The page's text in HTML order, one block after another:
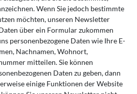
Wenn Sie jedoch bestimmte
möchten, unseren Newsletter
über ein Formular zukommen
personenbezogene Daten wie Ihre E-
Nachnamen, Wohnort,
mitteilen. Sie können
Daten zu geben, dann
einige Funktionen der Website